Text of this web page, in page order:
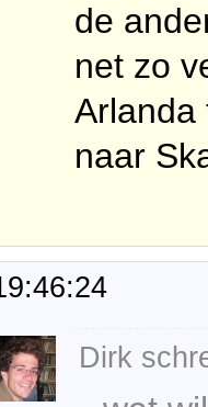
de
net zo
Arlanda
naar
Dirk